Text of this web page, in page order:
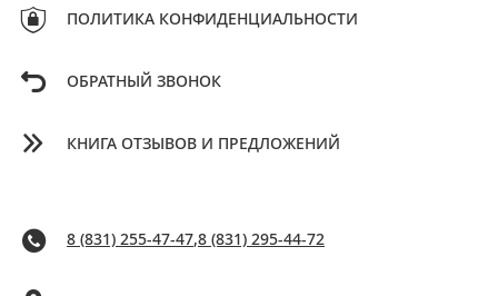
ПОЛИТИКА КОНФИДЕНЦИАЛЬНОСТИ
ОБРАТНЫЙ ЗВОНОК
КНИГА ОТЗЫВОВ И ПРЕДЛОЖЕНИЙ
8 (831) 255-47-47,8 (831) 295-44-72